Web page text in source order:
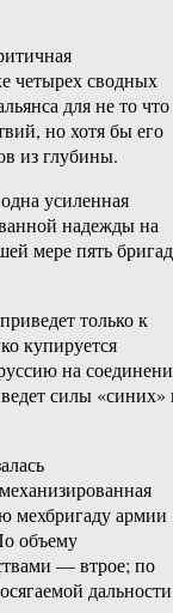
четырех сводных
для не то что
но хотя бы его
из глубины.
усиленная
надежды на
мере пять
только к
купируется
на
силы «синих»
мехбригаду армии
объему
— втрое; по
дальности